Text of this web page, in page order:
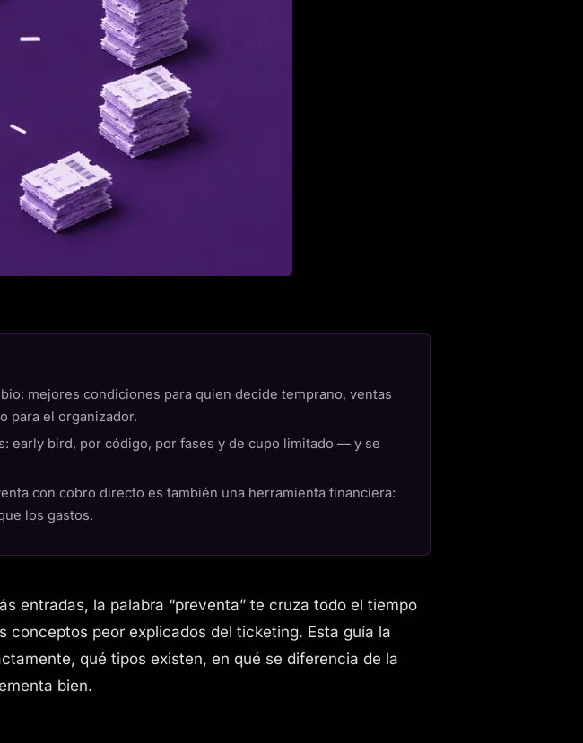
mejores condiciones para quien decide temprano, ventas
para el organizador.
early bird, por código, por fases y de cupo limitado — y se
con cobro directo es también una herramienta financiera:
los gastos.
entradas, la palabra “preventa” te cruza todo el tiempo
conceptos peor explicados del ticketing. Esta guía la
qué tipos existen, en qué se diferencia de la
bien.